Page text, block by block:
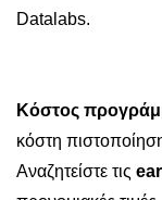
Datalabs.
Κόστος
κόστη
Αναζητείστε τις